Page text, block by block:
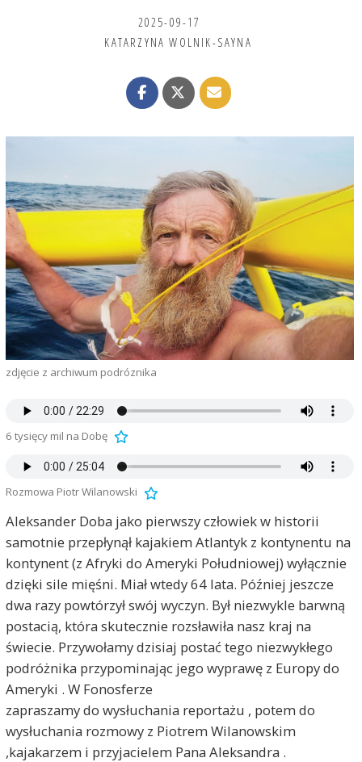
2025-09-17
KATARZYNA WOLNIK-SAYNA
zdjęcie z archiwum podróznika
6 tysięcy mil na Dobę
Rozmowa Piotr Wilanowski
Aleksander Doba jako pierwszy człowiek w historii
samotnie przepłynął kajakiem Atlantyk z kontynentu na
kontynent (z Afryki do Ameryki Południowej) wyłącznie
dzięki sile mięśni. Miał wtedy 64 lata. Później jeszcze
dwa razy powtórzył swój wyczyn. Był niezwykle barwną
postacią, która skutecznie rozsławiła nasz kraj na
świecie. Przywołamy dzisiaj postać tego niezwykłego
podróżnika przypominając jego wyprawę z Europy do
Ameryki . W Fonosferze
zapraszamy do wysłuchania reportażu , potem do
wysłuchania rozmowy z Piotrem Wilanowskim
,kajakarzem i przyjacielem Pana Aleksandra .